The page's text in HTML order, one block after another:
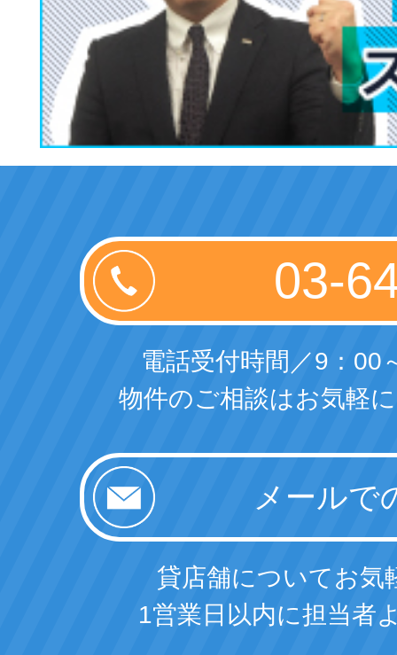
電話受付時間／9：00
物件のご相談はお気軽
貸店舗についてお気
1営業日以内に担当者